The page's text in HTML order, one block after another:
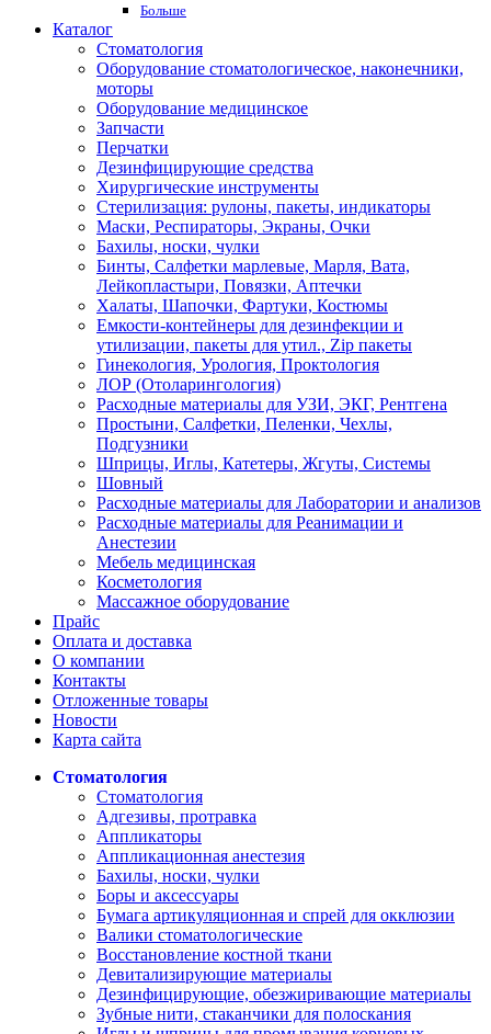
Больше
Каталог
Стоматология
Оборудование стоматологическое, наконечники,
моторы
Оборудование медицинское
Запчасти
Перчатки
Дезинфицирующие средства
Хирургические инструменты
Стерилизация: рулоны, пакеты, индикаторы
Маски, Респираторы, Экраны, Очки
Бахилы, носки, чулки
Бинты, Салфетки марлевые, Марля, Вата,
Лейкопластыри, Повязки, Аптечки
Халаты, Шапочки, Фартуки, Костюмы
Емкости-контейнеры для дезинфекции и
утилизации, пакеты для утил., Zip пакеты
Гинекология, Урология, Проктология
ЛОР (Отоларингология)
Расходные материалы для УЗИ, ЭКГ, Рентгена
Простыни, Салфетки, Пеленки, Чехлы,
Подгузники
Шприцы, Иглы, Катетеры, Жгуты, Системы
Шовный
Расходные материалы для Лаборатории и анализов
Расходные материалы для Реанимации и
Анестезии
Мебель медицинская
Косметология
Массажное оборудование
Прайс
Оплата и доставка
О компании
Контакты
Отложенные товары
Новости
Карта сайта
Стоматология
Стоматология
Адгезивы, протравка
Аппликаторы
Аппликационная анестезия
Бахилы, носки, чулки
Боры и аксессуары
Бумага артикуляционная и спрей для окклюзии
Валики стоматологические
Восстановление костной ткани
Девитализирующие материалы
Дезинфицирующие, обезжиривающие материалы
Зубные нити, стаканчики для полоскания